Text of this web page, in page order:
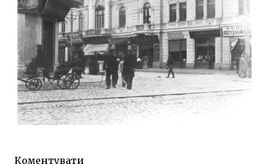
ЖИТОМИР МИХАЙЛІВСЬКА 1903 РОКУ
Коментувати